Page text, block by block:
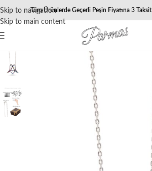
Skip to navigation
Skip to main content
Tüm Ürünlerde Geçerli Peşin Fiyatına 3 Taksit